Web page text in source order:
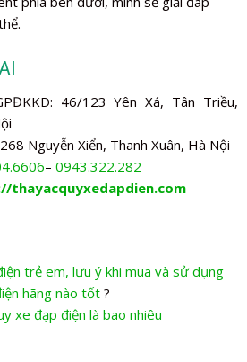
46/123 Yên Xá, Tân Triều,
Nguyễn Xiển, Thanh Xuân, Hà Nội
– 0943.322.282
thayacquyxedapdien.com
trẻ em, lưu ý khi mua và sử dụng
hãng nào tốt ?
xe đạp điện là bao nhiêu